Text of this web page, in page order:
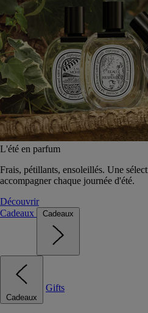
L'été en parfum
Frais, pétillants, ensoleillés. Une
accompagner chaque journée d'été.
Découvrir
Cadeaux
Cadeaux
Cadeaux
Gifts